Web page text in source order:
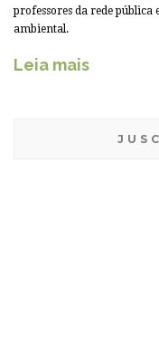
professores da rede
ambiental.
Leia mais